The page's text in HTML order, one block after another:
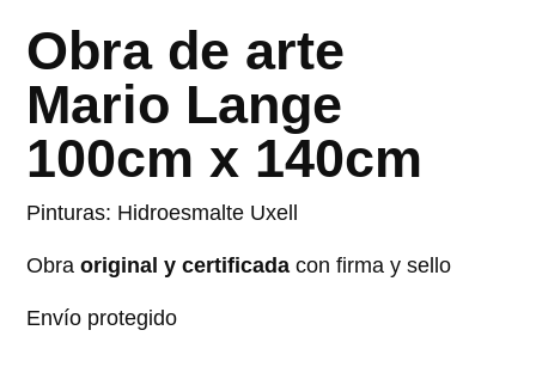
Obra de arte
Mario Lange
100cm x 140cm
Pinturas: Hidroesmalte Uxell
Obraoriginal y certificada con firma y sello
Envío protegido